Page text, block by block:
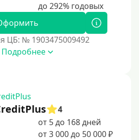
ЦБ: № 1903475009492
Подробнее
4
от 5 до 168 дней
от 3 000 до 50 000 ₽